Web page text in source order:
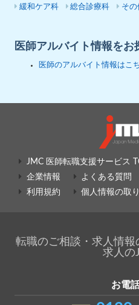
緩和ケア科
総合診療科 その
医師アルバイト情報をお
医師のアルバイト情報はこ
JMC 医師転職支援サービス
企業情報
よくある質問
利用規約
個人情報の取
転職のご相談・求人情
求人の
お電